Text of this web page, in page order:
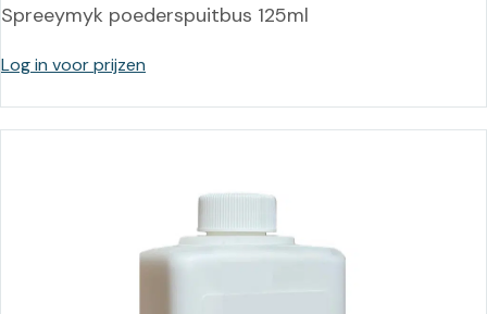
Spreeymyk poederspuitbus 125ml
Log in voor prijzen